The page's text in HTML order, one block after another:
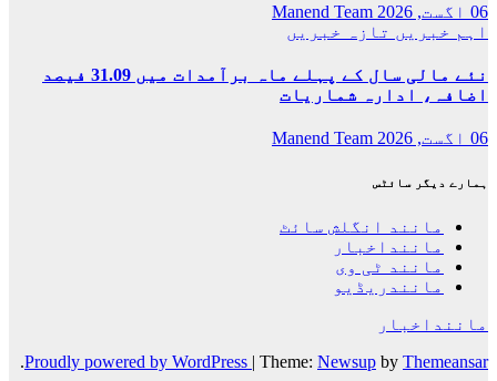
06 اگست, 2026
Manend Team
اہم خبریں تازہ خبریں
نئے مالی سال کے پہلے ماہ برآمدات میں 31.09 فیصد
اضافہ، ادارہ شماریات
06 اگست, 2026 Manend Team
ہمارے دیگر سائٹس
مانند انگلش سائٹ
ماننداخبار
مانند ٹی وی
مانندریڈیو
ماننداخبار
Proudly powered by WordPress | Theme: Newsup by Themeansar
.